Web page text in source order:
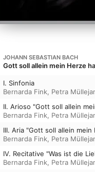
JOHANN SEBASTIAN BACH
Gott soll allein mein Herze
I. Sinfonia
Bernarda Fink, Petra
II. Arioso "Gott soll allein
Bernarda Fink, Petra
III. Aria "Gott soll allein
Bernarda Fink, Petra
IV. Recitative "Was ist die
Bernarda Fink, Petra